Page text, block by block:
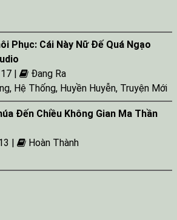
Phục: Cái Này Nữ Đế Quá Ngạo
17 |
Đang Ra
, Hệ Thống, Huyền Huyễn, Truyện Mới
Đến Chiều Không Gian Ma Thần
|
Hoàn Thành